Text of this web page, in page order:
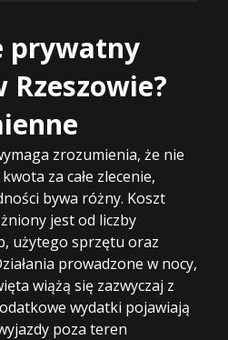
prywatny
zrozumienia, że nie
za całe zlecenie,
bywa różny. Koszt
jest od liczby
użytego sprzętu oraz
prowadzone w nocy,
wiążą się zazwyczaj z
wydatki pojawiają
poza teren